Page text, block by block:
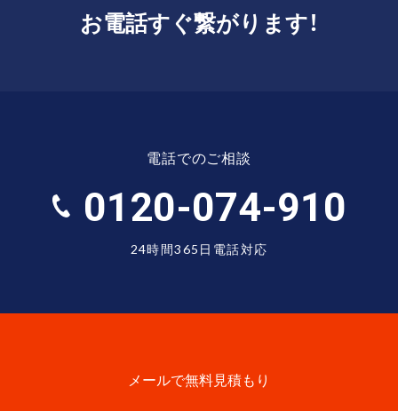
お電話すぐ繋がります！
電話でのご相談
0120-074-910
24時間365日電話対応
メールで無料見積もり